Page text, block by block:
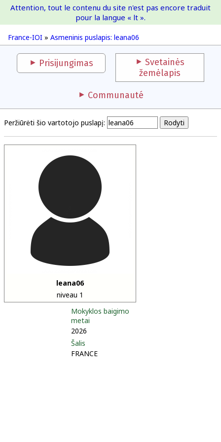
France-IOI
France-IOI » Asmeninis puslapis: leana06
Attention, tout le contenu du site n'est pas encore traduit
pour la langue « lt ».
Prisijungimas
Svetainės
žemėlapis
Communauté
Peržiūrėti šio vartotojo puslapį:
leana06
niveau 1
Mokyklos baigimo
metai
2026
Šalis
FRANCE